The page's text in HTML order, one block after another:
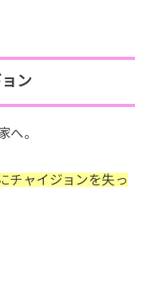
ン
へ。
チャイジョンを失っ